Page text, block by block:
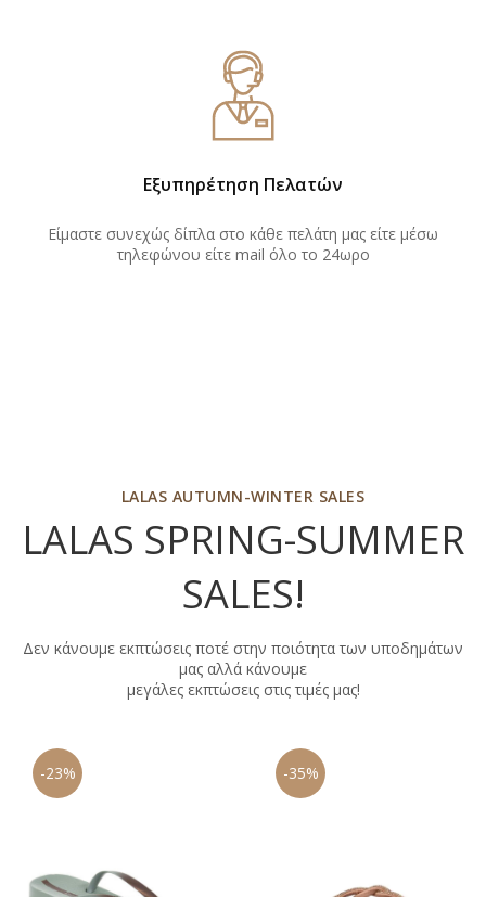
Εξυπηρέτηση Πελατών
Είμαστε συνεχώς δίπλα στο κάθε πελάτη μας είτε μέσω
τηλεφώνου είτε mail όλο το 24ωρο
LALAS AUTUMN-WINTER SALES
LALAS SPRING-SUMMER
SALES!
Δεν κάνουμε εκπτώσεις ποτέ στην ποιότητα των υποδημάτων
μας αλλά κάνουμε
μεγάλες εκπτώσεις στις τιμές μας!